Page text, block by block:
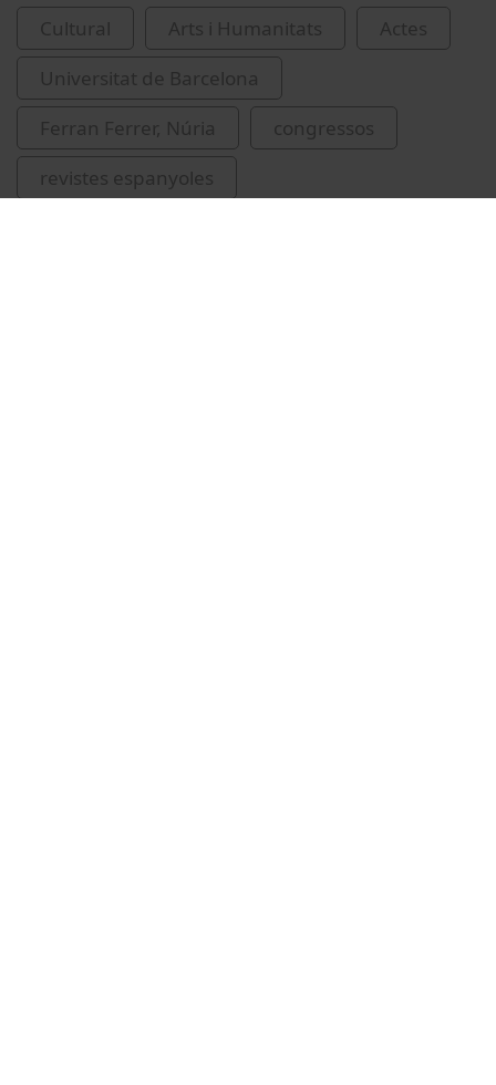
Cultural Arts i Humanitats
Actes
Universitat de Barcelona
Ferran Ferrer, Núria
congressos
revistes espanyoles